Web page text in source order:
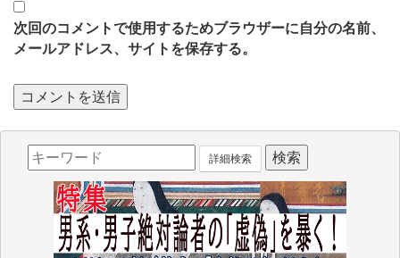
次回のコメントで使用するためブラウザーに自分の名前、
メールアドレス、サイトを保存する。
詳細検索